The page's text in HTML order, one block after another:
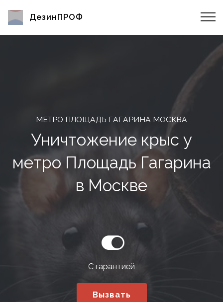
ДезинПРОФ
МЕТРО ПЛОЩАДЬ ГАГАРИНА МОСКВА
Уничтожение крыс у
метро Площадь Гагарина
в Москве
С гарантией
Вызвать